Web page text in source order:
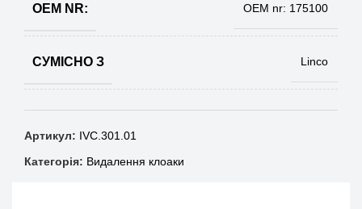
OEM NR: OEM nr: 175100
СУМІСНО З Linco
Артикул: IVC.301.01
Категорія: Видалення клоаки